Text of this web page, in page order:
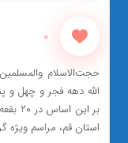
0
حجت‌الاسلام
الله دهه فجر و چهل و
بر
استان قم، مراسم